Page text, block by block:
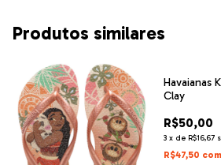
Produtos similares
Havaianas
Clay
R$50,00
3 x de R$16,67
R$47,50 com